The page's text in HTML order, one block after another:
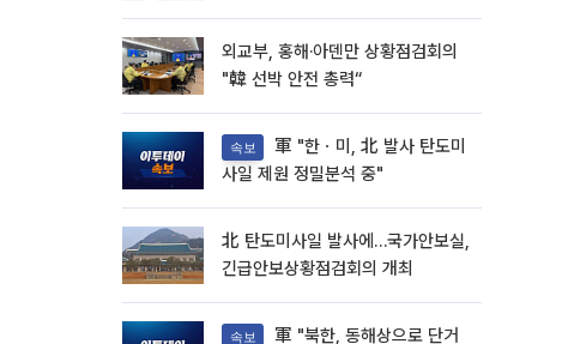
외교부, 홍해·아덴만 상황점검회의
"韓 선박 안전 총력“
속보
사일 제원 정밀분석 중"
北 탄도미사일 발사에…국가안보실,
긴급안보상황점검회의 개최
속보